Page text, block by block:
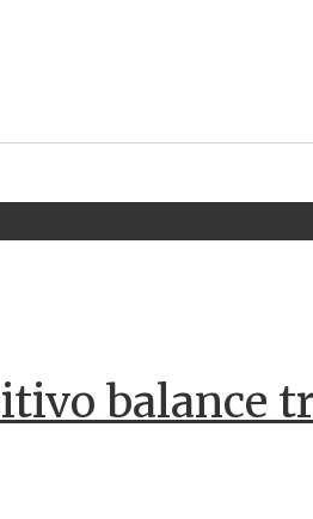
balance